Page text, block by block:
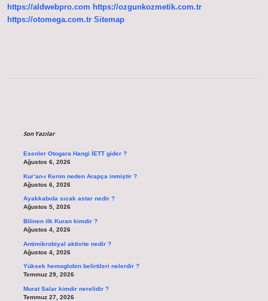
Etti
https://aldwebpro.com https://ozgunkozmetik.com.tr
https://otomega.com.tr Sitemap
Son Yazılar
Esenler Otogara Hangi İETT gider ?
Ağustos 6, 2026
Kur’an-ı Kerim neden Arapça inmiştir ?
Ağustos 6, 2026
Ayakkabıda sıcak astar nedir ?
Ağustos 5, 2026
Bilinen ilk Kuran kimdir ?
Ağustos 4, 2026
Antimikrobiyal aktivite nedir ?
Ağustos 4, 2026
Yüksek hemoglobin belirtileri nelerdir ?
Temmuz 29, 2026
Murat Salar kimdir nerelidir ?
Temmuz 27, 2026